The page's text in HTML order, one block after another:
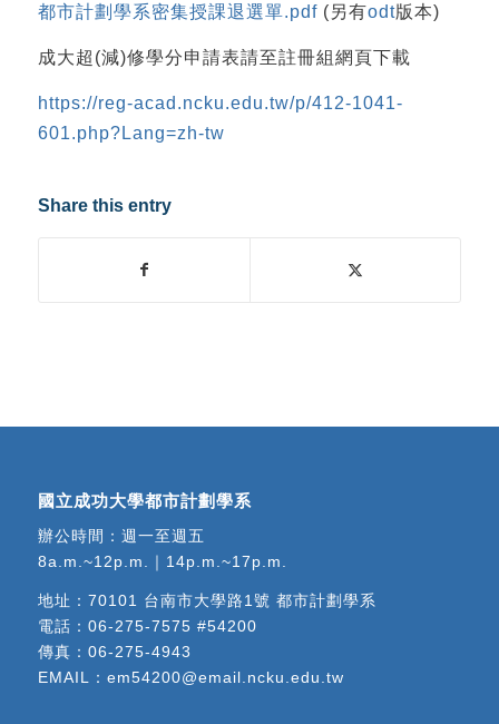
都市計劃學系密集授課退選單.pdf (另有odt版本)
成大超(減)修學分申請表請至註冊組網頁下載
https://reg-acad.ncku.edu.tw/p/412-1041-
601.php?Lang=zh-tw
Share this entry
國立成功大學都市計劃學系
辦公時間：週一至週五
8a.m.~12p.m.｜14p.m.~17p.m.
地址： 70101 台南市大學路1號 都市計劃學系
電話： 06-275-7575 #54200
傳真：06-275-4943
EMAIL： em54200@email.ncku.edu.tw